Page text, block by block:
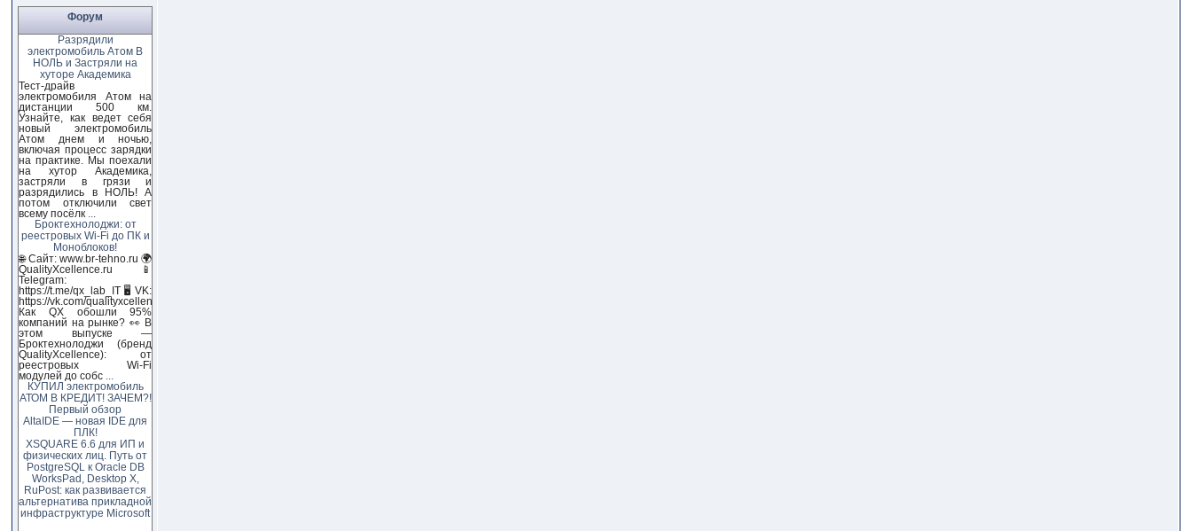
Форум
Разрядили
электромобиль Атом В
НОЛЬ и Застряли на
хуторе Академика
Тест-драйв
электромобиля Атом на
дистанции 500 км.
Узнайте, как ведет себя
новый электромобиль
Атом днем и ночью,
включая процесс зарядки
на практике. Мы поехали
на хутор Академика,
застряли в грязи и
разрядились в НОЛЬ! А
потом отключили свет
всему посёлк
Броктехнолоджи: от
реестровых Wi-Fi до ПК и
Моноблоков!
🌐 Сайт: www.br-tehno.ru 🌍
QualityXcellence.ru 📱
Telegram:
https://t.me/qx_lab_IT 🖥 VK:
https://vk.com/qualityxcellenc
Как QX обошли 95%
компаний на рынке? 👀 В
этом выпуске —
Броктехнолоджи (бренд
QualityXcellence): от
реестровых Wi-Fi
модулей до собс
КУПИЛ электромобиль
АТОМ В КРЕДИТ! ЗАЧЕМ?!
Первый обзор
AltaIDE — новая IDE для
ПЛК!
XSQUARE 6.6 для ИП и
физических лиц. Путь от
PostgreSQL к Oracle DB
WorksPad, Desktop X,
RuPost: как развивается
альтернатива прикладной
инфраструктуре Microsoft